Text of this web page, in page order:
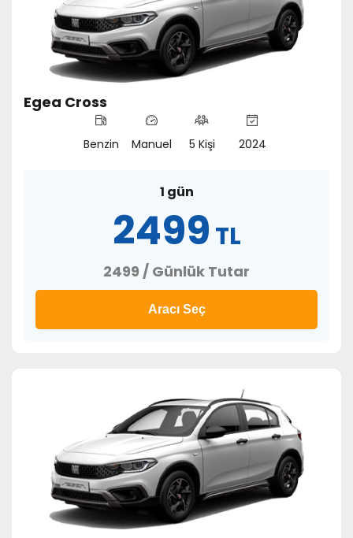
Egea Cross
Benzin Manuel 5 Kişi 2024
1 gün
2499 TL
2499 / Günlük Tutar
Aracı Seç